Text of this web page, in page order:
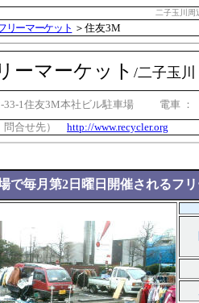
二子玉川周
リーマーケット ＞住友3M
ーマーケット /二子玉川
33-1住友3M本社ビル駐車場 電車
合せ先） http://www.recycler.org
で毎月第2日曜日開催されるフリ